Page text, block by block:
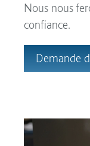
Nous nous
confiance.
Demande